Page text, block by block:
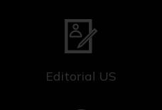
Editorial US